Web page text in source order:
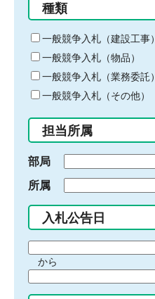
る
キ
ー
ワ
ー
ド
入
力
種類
一般競争入札（建設工事）
一般競争入札（物品）
一般競争入札（業務委託）
一般競争入札（その他）
担当所属
部局
所属
入札公告日
間
始
から
間